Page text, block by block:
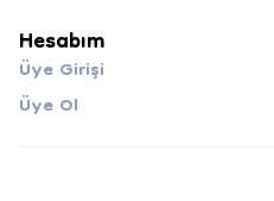
Hesabım
Üye Girişi
Üye Ol